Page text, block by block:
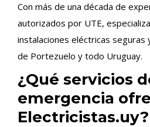
Con más de una década de
autorizados por UTE,
instalaciones eléctricas seguras
de Portezuelo y todo Uruguay.
¿Qué servicios
emergencia
Electricistas.uy?